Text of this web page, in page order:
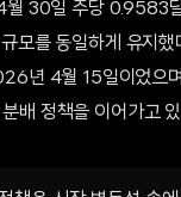
30일 주당 0.9583
모를 동일하게 유지했
년 4월 15일이었으
배 정책을 이어가고